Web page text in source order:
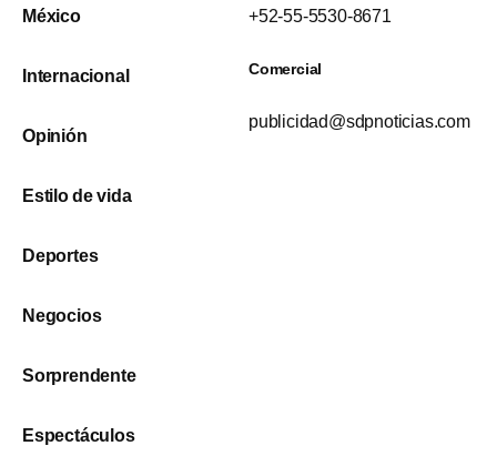
México
Internacional
Opinión
Estilo de vida
Deportes
Negocios
Sorprendente
Espectáculos
+52-55-5530-8671
Comercial
publicidad@sdpnoticias.com